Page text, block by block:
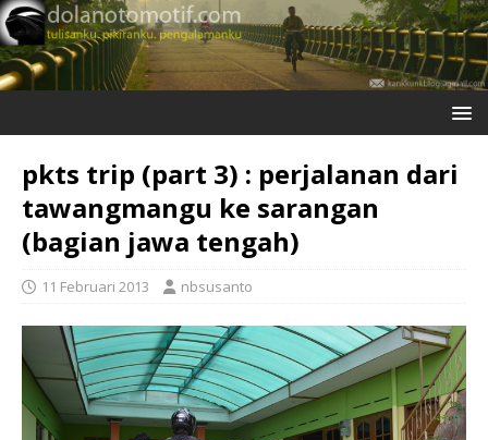
pkts trip (part 3) : perjalanan dari
tawangmangu ke sarangan
(bagian jawa tengah)
11 Februari 2013 nbsusanto